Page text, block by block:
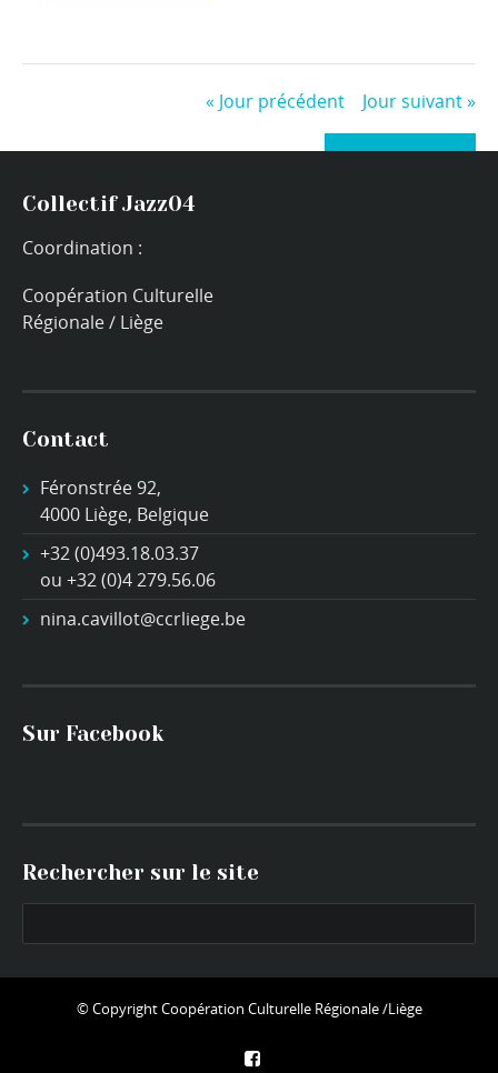
« Jour précédent Jour suivant»
Collectif Jazz04
Coordination :
Coopération Culturelle
Régionale / Liège
Contact
Féronstrée 92,
4000 Liège, Belgique
+32 (0)493.18.03.37
ou +32 (0)4 279.56.06
nina.cavillot@ccrliege.be
Sur Facebook
Rechercher sur le site
© CopyrightCoopération Culturelle Régionale /Liège